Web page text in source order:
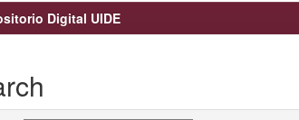
Digital UIDE